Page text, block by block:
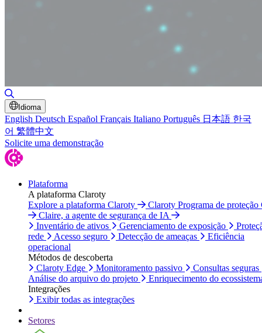
Idioma
English Deutsch Español Français Italiano Português 日本語 한국
어 繁體中文
Solicite uma demonstração
Plataforma
A plataforma Claroty
Explore a plataforma Claroty
Claroty Programa de proteção
Claire, a agente de segurança de IA
Inventário de ativos
Gerenciamento de exposição
rede
Acesso seguro Detecção de ameaças
Eficiência
operacional
Métodos de descoberta
Claroty Edge
Monitoramento passivo
Consultas seguras
Análise do arquivo do projeto
Enriquecimento do
Integrações
Exibir todas as integrações
Setores